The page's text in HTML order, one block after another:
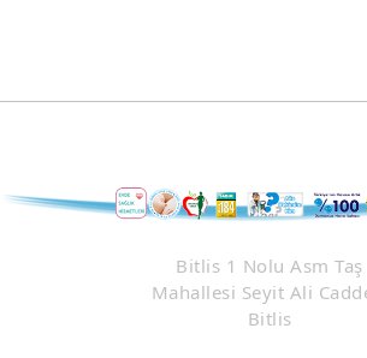
Bitlis 1 Nolu Asm Taş
Mahallesi Seyit Ali
Bitlis